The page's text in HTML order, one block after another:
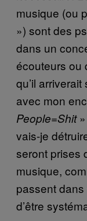
musique (ou
») sont des
dans un
écouteurs ou
qu’il
avec mon
People=Shit»
vais-je
seront prises
musique,
passent dans
d’être